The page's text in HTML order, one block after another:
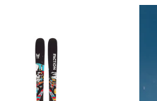
Faction
Prodigy
0
25/26_1